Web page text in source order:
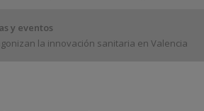
y eventos
la innovación sanitaria en Valencia